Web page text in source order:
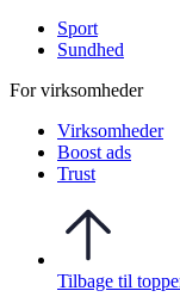
Sport
Sundhed
For virksomheder
Virksomheder
Boost ads
Trust
Tilbage til